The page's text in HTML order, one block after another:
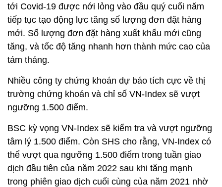
BSC kỳ vọng VN-Index sẽ kiểm tra và vượt ngưỡng
tâm lý 1.500 điểm. Còn SHS cho rằng, VN-Index có
thể vượt qua ngưỡng 1.500 điểm trong tuần giao
dịch đầu tiên của năm 2022 sau khi tăng mạnh
sự tích cực của cổ phiếu ngân hàng.
M. Hà
Sau cú sốc lớn, ông lớn số một tính
kế mới xoay hướng số phận